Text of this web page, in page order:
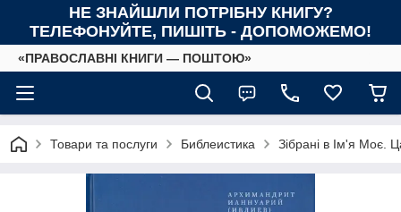
НЕ ЗНАЙШЛИ ПОТРІБНУ КНИГУ?
ТЕЛЕФОНУЙТЕ, ПИШІТЬ - ДОПОМОЖЕМО!
«ПРАВОСЛАВНІ КНИГИ — ПОШТОЮ»
Товари та послуги Библеистика Зібрані в Ім'я Моє.